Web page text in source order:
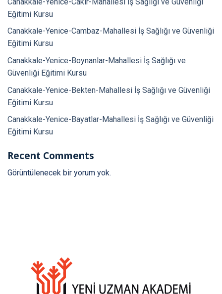
Eğitimi Kursu
Canakkale-Yenice-Cambaz-Mahallesi İş Sağlığı ve Güvenliği
Eğitimi Kursu
Canakkale-Yenice-Boynanlar-Mahallesi İş Sağlığı ve
Güvenliği Eğitimi Kursu
Canakkale-Yenice-Bekten-Mahallesi İş Sağlığı ve Güvenliği
Eğitimi Kursu
Canakkale-Yenice-Bayatlar-Mahallesi İş Sağlığı ve Güvenliği
Eğitimi Kursu
Recent Comments
Görüntülenecek bir yorum yok.